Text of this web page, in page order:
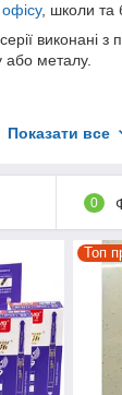
офісу, школи та
виконані
або металу.
м'якого і
ручки
чорний,
Показати все
0
Топ